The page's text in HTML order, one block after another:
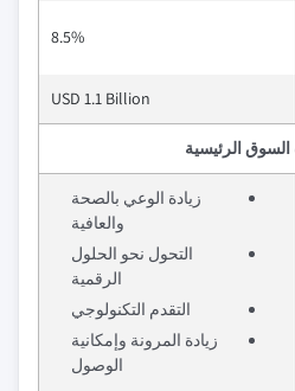
8.5%
USD 1.1 Billion
السوق الرئيسية
زيادة الوعي بالصحة
والعافية
التحول نحو الحلول
الرقمية
التقدم التكنولوجي
زيادة المرونة وإمكانية
الوصول